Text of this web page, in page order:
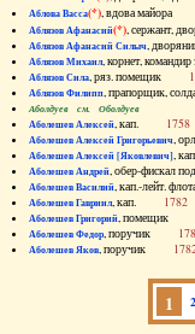
Аблова Васса(*), вдова майора
Аблязов Афанасий(*), сержант,
Аблязов Афанасий Силыч,
Аблязов Михаил, корнет,
Аблязов Сила, ряз. помещик
Аблязов Филипп, прапорщик,
Аболдуев см. Оболдуев
Аболешев Алексей, кап. 1758
Аболешев Алексей Григорьевич,
Аболешев Алексей [Яковлевич],
Аболешев Андрей, обер-фискал
Аболешев Василий, кап.-лейт.
Аболешев Гавриил, кап. 1782
Аболешев Григорий, помещик
Аболешев Федор, поручик
Аболешев Яков, поручик
1 2